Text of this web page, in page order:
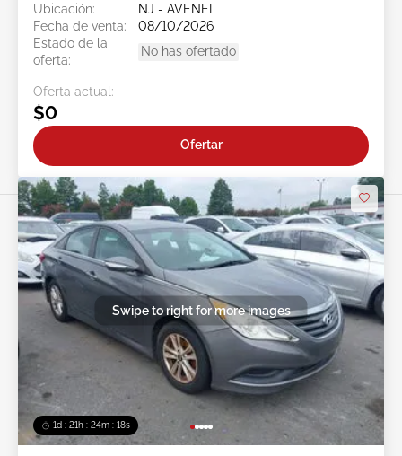
Ubicación:
NJ - AVENEL
Fecha de venta:
08/10/2026
Estado de la
oferta:
No has ofertado
Oferta actual:
$0
Ofertar
1d : 21h : 24m : 15s
Swipe to right for more images